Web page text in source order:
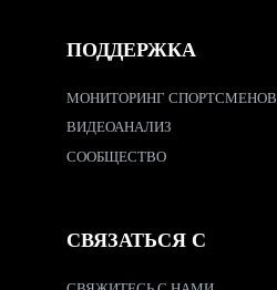
ПОДДЕРЖКА
МОНИТОРИНГ СПОРТСМЕНОВ
ВИДЕОАНАЛИЗ
СООБЩЕСТВО
СВЯЗАТЬСЯ С